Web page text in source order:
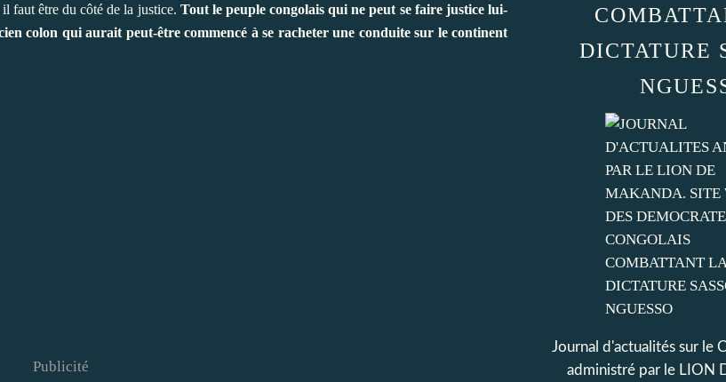
faut être du côté de la justice. Tout le peuple congolais qui ne peut se faire justice lui-
colon qui aurait peut-être commencé à se racheter une conduite sur le continent
Publicité
DICTATURE
Journal d'actualités sur le
administré par le LION